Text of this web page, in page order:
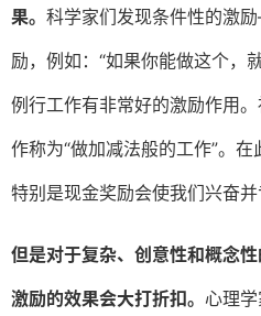
果。 科学家们发现条件性的激
励，例如：“如果你能做这个
例行工作有非常好的激励作用
作称为“做加减法般的工作”。在
特别是现金奖励会使我们兴奋并
但是对于复杂、创意性和概念
激励的效果会大打折扣。 心理